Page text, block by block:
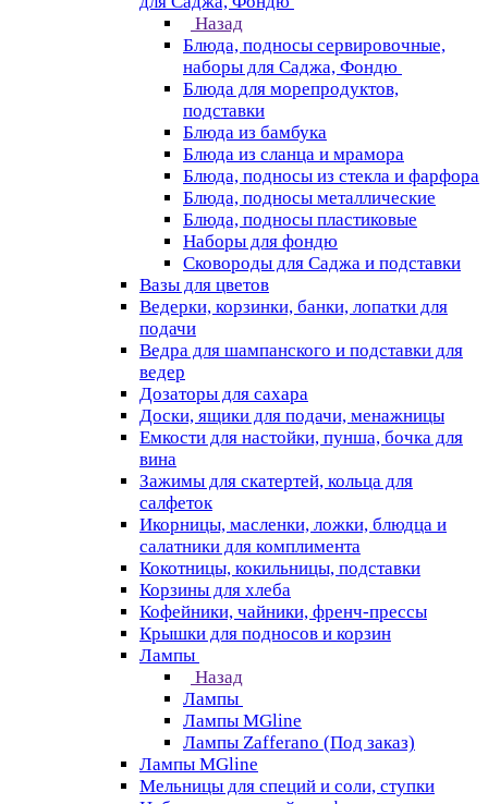
Назад
Блюда, подносы сервировочные,
наборы для Саджа, Фондю
Блюда для морепродуктов,
подставки
Блюда из бамбука
Блюда из сланца и мрамора
Блюда, подносы из стекла и фарфора
Блюда, подносы металлические
Блюда, подносы пластиковые
Наборы для фондю
Сковороды для Саджа и подставки
Вазы для цветов
Ведерки, корзинки, банки, лопатки для
подачи
Ведра для шампанского и подставки для
ведер
Дозаторы для сахара
Доски, ящики для подачи, менажницы
Емкости для настойки, пунша, бочка для
вина
Зажимы для скатертей, кольца для
салфеток
Икорницы, масленки, ложки, блюдца и
салатники для комплимента
Кокотницы, кокильницы, подставки
Корзины для хлеба
Кофейники, чайники, френч-прессы
Крышки для подносов и корзин
Лампы
Назад
Лампы
Лампы MGline
Лампы Zafferano (Под заказ)
Лампы MGline
Мельницы для специй и соли, ступки